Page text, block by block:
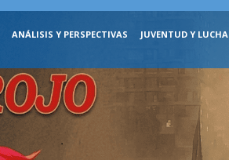
ANÁLISIS Y PERSPECTIVAS JUVENTUD Y LUCHA